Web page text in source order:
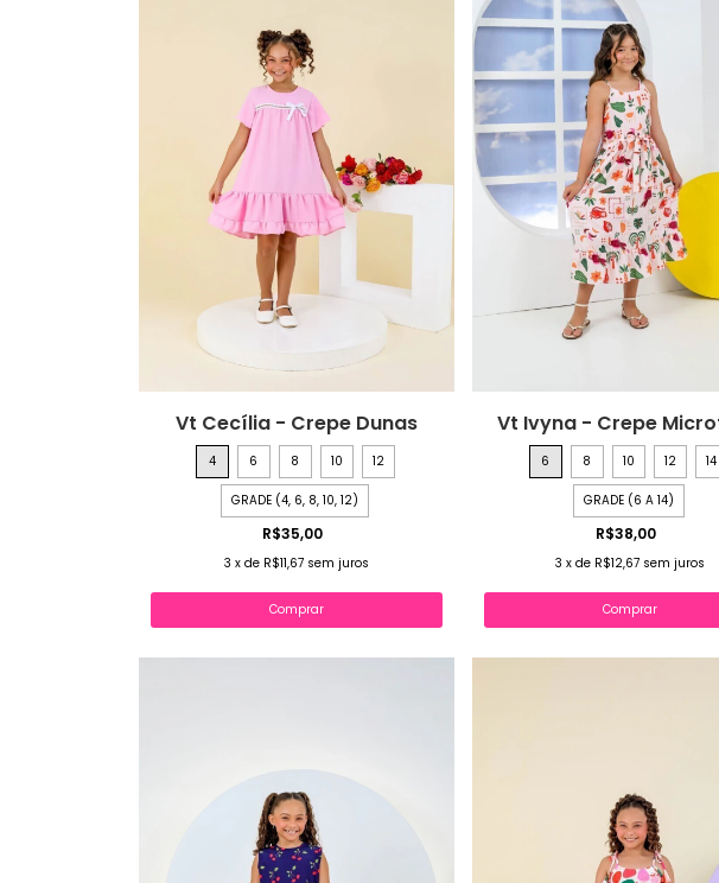
Vt Cecília - Crepe Dunas
4 6 8 10 12
GRADE (4, 6, 8, 10, 12)
R$35,00
3 xde R$11,67 sem juros
Comprar
Vt Ivyna - Crepe
6 8 10 12 14
GRADE (6 A 14)
R$38,00
3 xde R$12,67 sem juros
Comprar